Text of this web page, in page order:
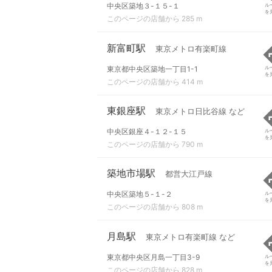
中央区築地３-１５-１
このページの店舗から 285 m
ル
を
新富町駅 東京メトロ有楽町線
東京都中央区築地一丁目1-1
このページの店舗から 414 m
ル
を
東銀座駅 東京メトロ日比谷線 など
中央区銀座４-１２-１５
このページの店舗から 790 m
ル
を
築地市場駅 都営大江戸線
中央区築地５-１-２
このページの店舗から 808 m
ル
を
月島駅 東京メトロ有楽町線 など
東京都中央区月島一丁目3-9
このページの店舗から 828 m
ル
を